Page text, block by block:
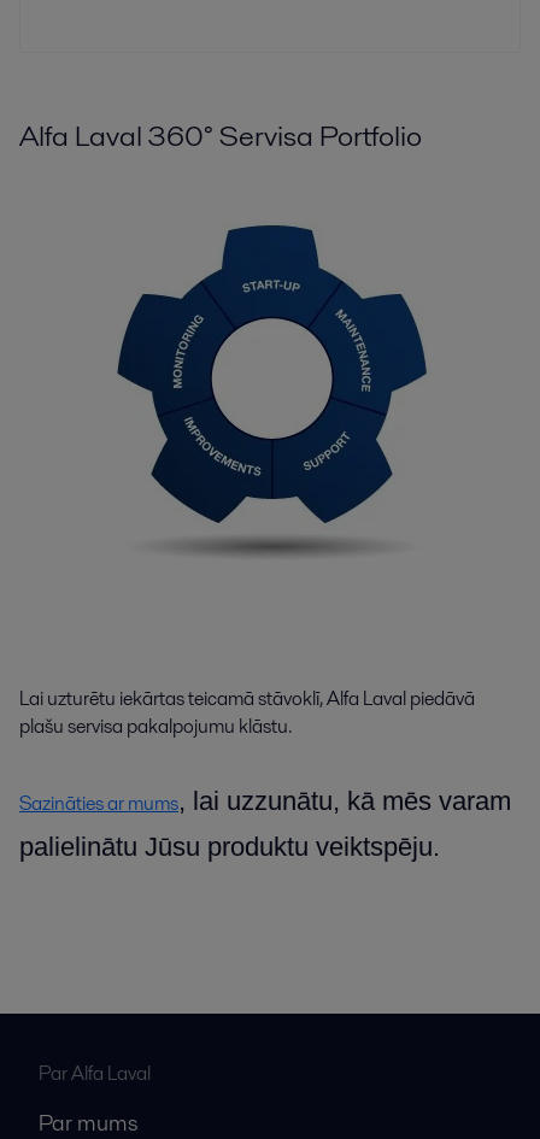
Alfa Laval 360° Servisa Portfolio
Lai uzturētu iekārtas teicamā stāvoklī, Alfa Laval piedāvā
plašu servisa pakalpojumu klāstu.
Sazināties ar mums, lai uzzunātu, kā mēs varam
palielinātu Jūsu produktu veiktspēju.
Par Alfa Laval
Par mums